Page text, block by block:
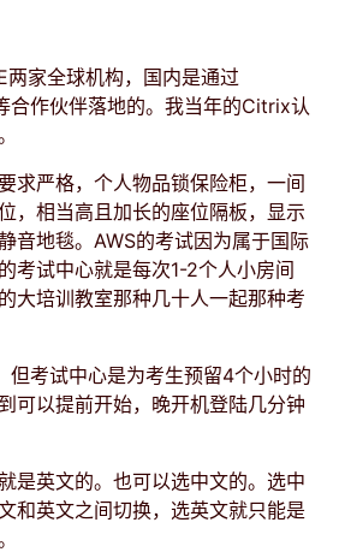
两家全球机构，国内是通过
合作伙伴落地的。我当年的Citrix认
求严格，个人物品锁保险柜，一间
，相当高且加长的座位隔板，显示
音地毯。AWS的考试因为属于国际
考试中心就是每次1-2个人小房间
大培训教室那种几十人一起那种考
但考试中心是为考生预留4个小时的
可以提前开始，晚开机登陆几分钟
是英文的。也可以选中文的。选中
和英文之间切换，选英文就只能是